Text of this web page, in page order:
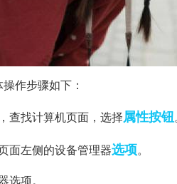
作步骤如下：
查找计算机页面，选择属性按钮
面左侧的设备管理器选项。
项。